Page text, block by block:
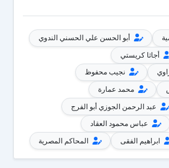
أبو الحسن علي الحسني الندوي
أجاثا كريستي
نجيب محفوظ
محمد عمارة
عبد الرحمن الجوزي أبو الفرج
عباس محمود العقاد
ابراهيم الفقى المحاكم المصرية